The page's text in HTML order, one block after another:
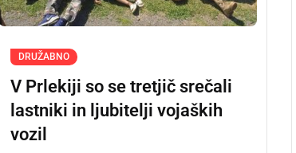
DRUŽABNO
V Prlekiji so se tretjič srečali
lastniki in ljubitelji vojaških
vozil